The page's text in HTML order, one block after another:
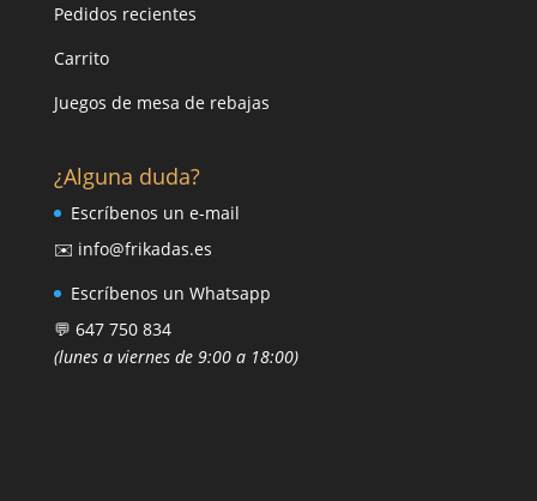
Pedidos recientes
Carrito
Juegos de mesa de rebajas
¿Alguna duda?
Escríbenos un e-mail
✉️ info@frikadas.es
Escríbenos un Whatsapp
💬 647 750 834
(lunes a viernes de 9:00 a 18:00)